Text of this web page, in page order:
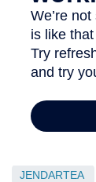
JENDARTEA